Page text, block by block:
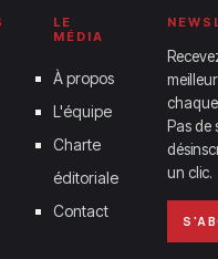
LE
MÉDIA
À propos
L'équipe
Charte
éditoriale
Contact
Pas de
un clic.